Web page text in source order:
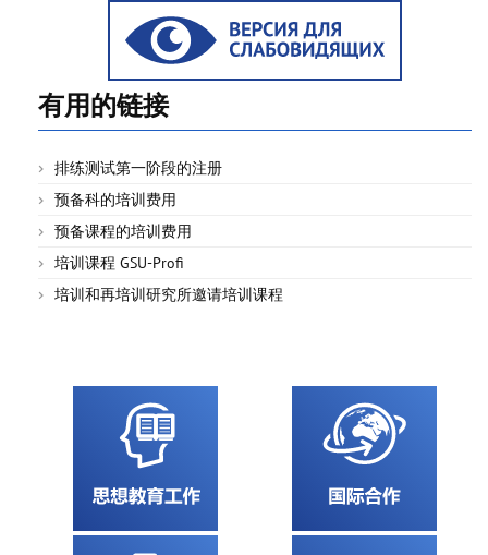
有用的链接
排练测试第一阶段的注册
预备科的培训费用
预备课程的培训费用
培训课程 GSU-Profi
培训和再培训研究所邀请培训课程